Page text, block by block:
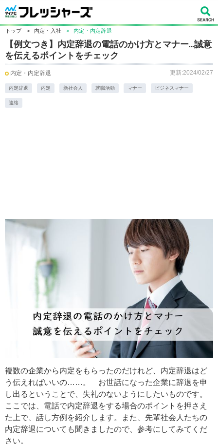
トップ > 内定・入社 > 内定・内定辞退
【例文つき】内定辞退の電話のかけ方とマナー…誠意
を伝えるポイントをチェック
内定・内定辞退 更新:2024/02/27
内定辞退 内定 新社会人 就職活動 マナー ビジネスマナー
連絡
複数の企業から内定をもらったのだけれど、内定辞退はど
う伝えればいいの……。 お世話になった企業に辞退を申
し出るということで、失礼のないようにしたいものです。
ここでは、電話で内定辞退をする場合のポイントを押さえ
た上で、話し方例を紹介します。また、先輩社会人たちの
内定辞退についても聞きましたので、参考にしてみてくだ
さい。